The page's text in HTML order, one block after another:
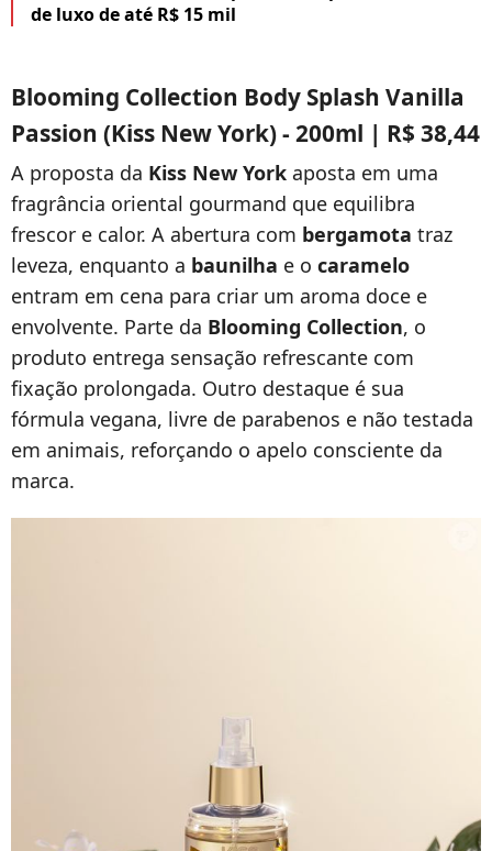
de luxo de até R$ 15 mil
Blooming Collection Body Splash Vanilla
Passion (Kiss New York) - 200ml | R$ 38,44
A proposta da Kiss New York aposta em uma
fragrância oriental gourmand que equilibra
frescor e calor. A abertura com bergamota traz
leveza, enquanto a baunilha e o caramelo
entram em cena para criar um aroma doce e
envolvente. Parte da Blooming Collection, o
produto entrega sensação refrescante com
fixação prolongada. Outro destaque é sua
fórmula vegana, livre de parabenos e não testada
em animais, reforçando o apelo consciente da
marca.